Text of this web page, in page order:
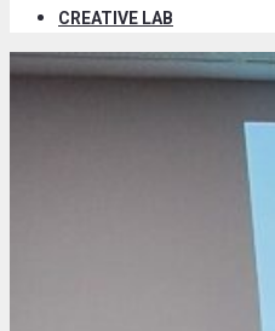
CREATIVE LAB